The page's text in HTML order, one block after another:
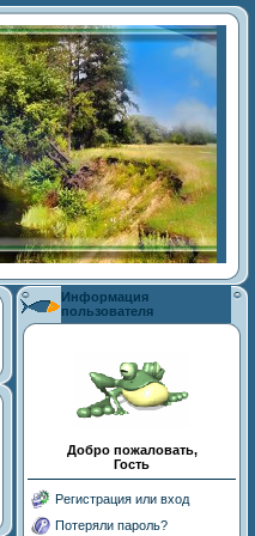
Информация
пользователя
Добро пожаловать,
Гость
Регистрация или вход
Потеряли пароль?